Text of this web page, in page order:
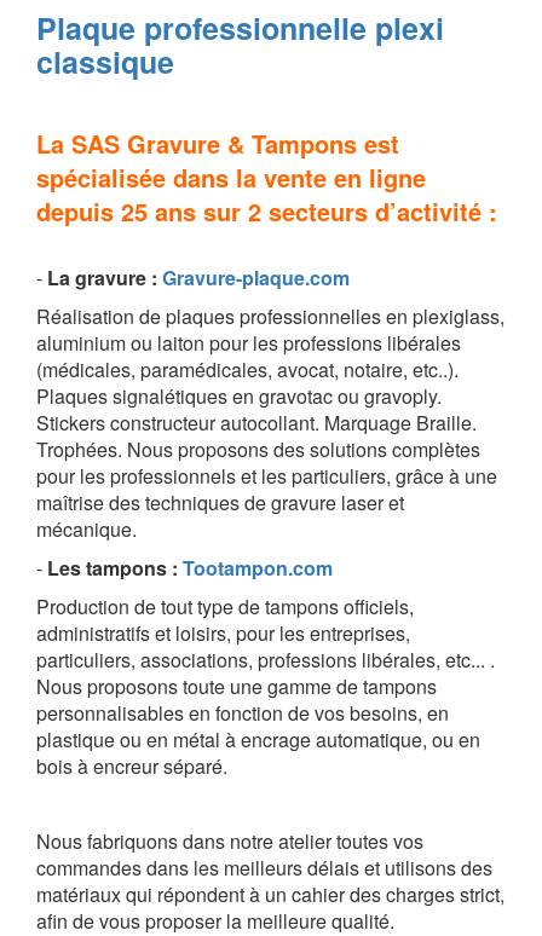
Plaque professionnelle plexi
classique
La SAS Gravure & Tampons est
spécialisée dans la vente en ligne
depuis 25 ans sur 2 secteurs d’activité :
- La gravure : Gravure-plaque.com
Réalisation de plaques professionnelles en plexiglass,
aluminium ou laiton pour les professions libérales
(médicales, paramédicales, avocat, notaire, etc..).
Plaques signalétiques en gravotac ou gravoply.
Stickers constructeur autocollant. Marquage Braille.
Trophées. Nous proposons des solutions complètes
pour les professionnels et les particuliers, grâce à une
maîtrise des techniques de gravure laser et
mécanique.
- Les tampons : Tootampon.com
Production de tout type de tampons officiels,
administratifs et loisirs, pour les entreprises,
particuliers, associations, professions libérales, etc... .
Nous proposons toute une gamme de tampons
personnalisables en fonction de vos besoins, en
plastique ou en métal à encrage automatique, ou en
bois à encreur séparé.
Nous fabriquons dans notre atelier toutes vos
commandes dans les meilleurs délais et utilisons des
matériaux qui répondent à un cahier des charges strict,
afin de vous proposer la meilleure qualité.